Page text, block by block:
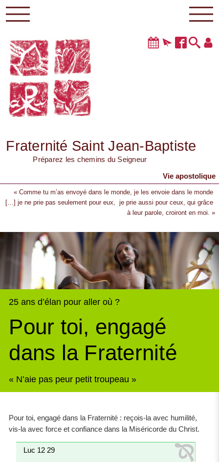
Fraternité Saint Jean-Baptiste
Préparez les chemins du Seigneur
Vie apostolique
« Comme tu m’as envoyé dans le monde, je les envoie dans le monde
[…] je ne prie pas seulement pour eux, je prie aussi pour ceux, qui grâce
à leur parole, croiront en moi. »
25 ans d’élan pour aller où ?
Pour toi, engagé
dans la Fraternité
« N’aie pas peur petit troupeau »
Pour toi, engagé dans la Fraternité : reçois-la avec humilité,
vis-la avec force et confiance dans la Miséricorde du Christ.
Luc 12 29